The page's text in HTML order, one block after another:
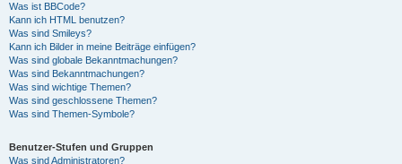
Was ist BBCode?
Kann ich HTML benutzen?
Was sind Smileys?
Kann ich Bilder in meine Beiträge einfügen?
Was sind globale Bekanntmachungen?
Was sind Bekanntmachungen?
Was sind wichtige Themen?
Was sind geschlossene Themen?
Was sind Themen-Symbole?
Benutzer-Stufen und Gruppen
Was sind Administratoren?